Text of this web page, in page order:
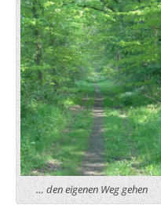
… den eigenen Weg gehen